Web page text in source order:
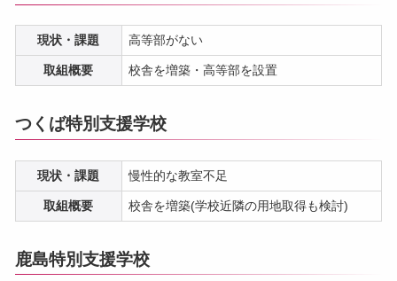
現状・課題 高等部がない
取組概要 校舎を増築・高等部を設置
つくば特別支援学校
現状・課題 慢性的な教室不足
取組概要 校舎を増築(学校近隣の用地取得も検討)
鹿島特別支援学校